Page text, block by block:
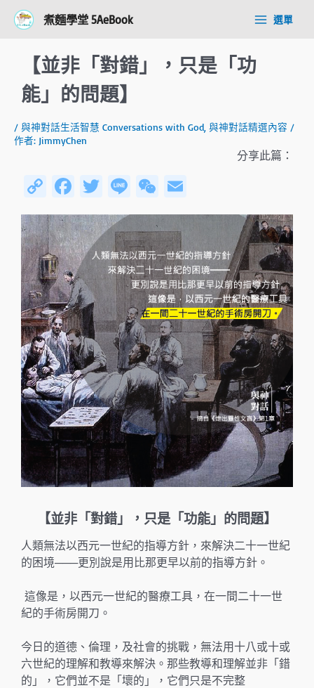
煮麵學堂 5AeBook
Main選單
【並非「對錯」，只是「功
能」的問題】
/ 與神對話生活智慧 Conversations with God 與神對話精選內容 /
作者: JimmyChen
分享此篇：
C
o
py
Li
n
k
Fa
ce
b
o
ok
T
wi
tt
er
Li
n
e
W
e
C
h
at
m
【並非「對錯」，只是「功能」的問題】
人類無法以西元一世紀的指導方針，來解決二十一世紀
的困境───更別說是用比那更早以前的指導方針。
這像是，以西元一世紀的醫療工具，在一間二十一世
紀的手術房開刀。
今日的道德、倫理，及社會的挑戰，無法用十八或十或
六世紀的理解和教導來解決。那些教導和理解並非「錯
的」，它們並不是「壞的」，它們只是不完整
navigation